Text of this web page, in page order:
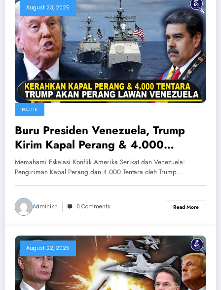
August 23, 2025
POLITIK
Buru Presiden Venezuela, Trump
Kirim Kapal Perang & 4.000
Tentara! Fakta Konflik AS vs
Venezuela
Memahami Eskalasi Konflik Amerika Serikat dan Venezuela:
Pengiriman Kapal Perang dan 4.000 Tentara oleh Trump…
Adminikn 0 Comments Read More
August 22, 2025